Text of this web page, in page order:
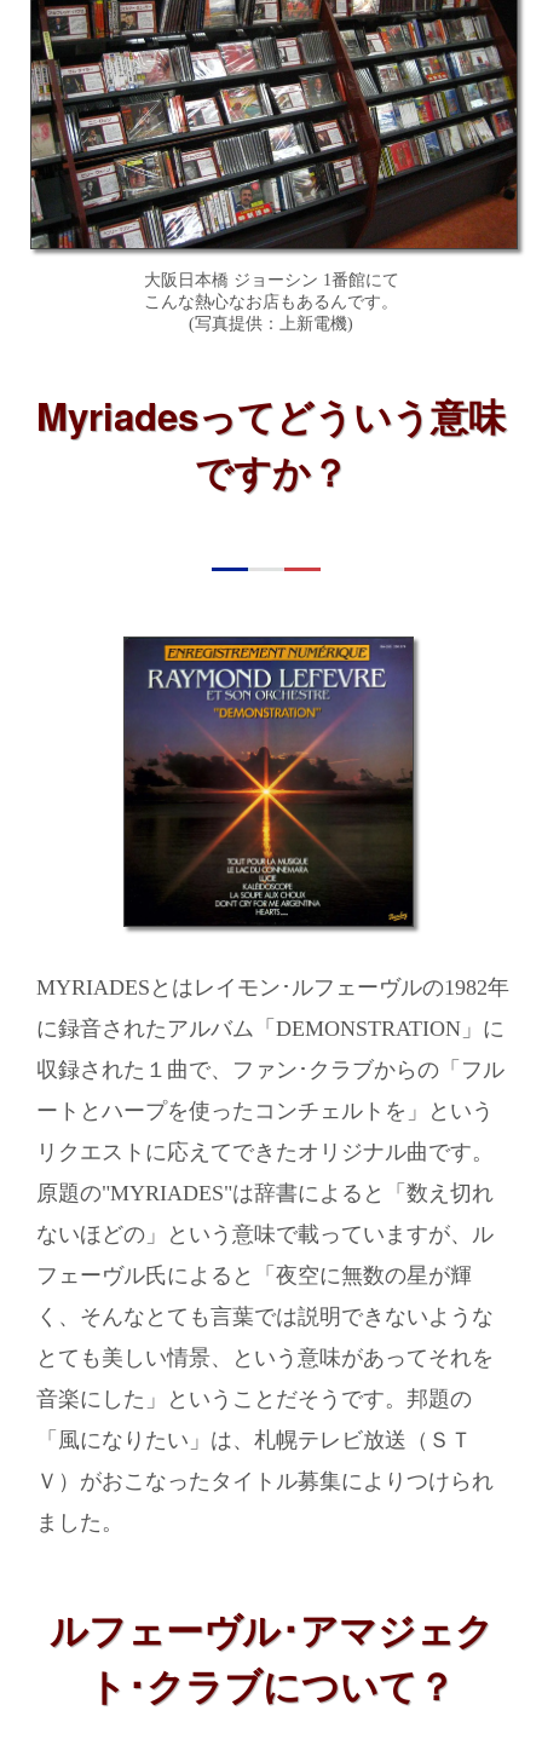
大阪日本橋 ジョーシン 1番館にて
こんな熱心なお店もあるんです。
(写真提供：上新電機)
Myriadesってどういう意味
ですか？
MYRIADESとはレイモン･ルフェーヴルの1982年
に録音されたアルバム「DEMONSTRATION」に
収録された１曲で、ファン･クラブからの「フル
ートとハープを使ったコンチェルトを」という
リクエストに応えてできたオリジナル曲です。
原題の"MYRIADES"は辞書によると「数え切れ
ないほどの」という意味で載っていますが、ル
フェーヴル氏によると「夜空に無数の星が輝
く、そんなとても言葉では説明できないような
とても美しい情景、という意味があってそれを
音楽にした」ということだそうです。邦題の
「風になりたい」は、札幌テレビ放送（ＳＴ
Ｖ）がおこなったタイトル募集によりつけられ
ました。
ルフェーヴル･アマジェク
ト･クラブについて？